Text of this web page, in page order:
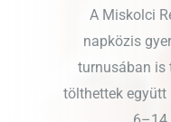
A Miskolci
napközis
turnusában is
tölthettek